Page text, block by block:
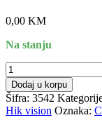
0,00 KM
Na stanju
Kamera
Dome
DS-
2CE79H0T-
IT3ZF
Dodaj u korpu
Šifra: 3542
Hik vision Oznaka: